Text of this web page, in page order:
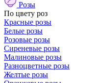
Розы
По цвету роз
Красные розы
Белые розы
Розовые розы
Сиреневые розы
Малиновые розы
Разноцветные розы
Желтые розы